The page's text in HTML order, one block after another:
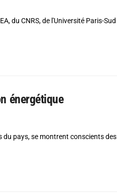
du CNRS, de l'Université Paris-
énergétique
pays, se montrent conscients